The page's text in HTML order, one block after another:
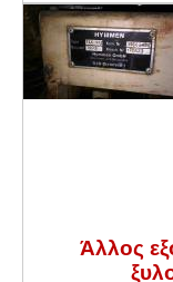
Άλλος